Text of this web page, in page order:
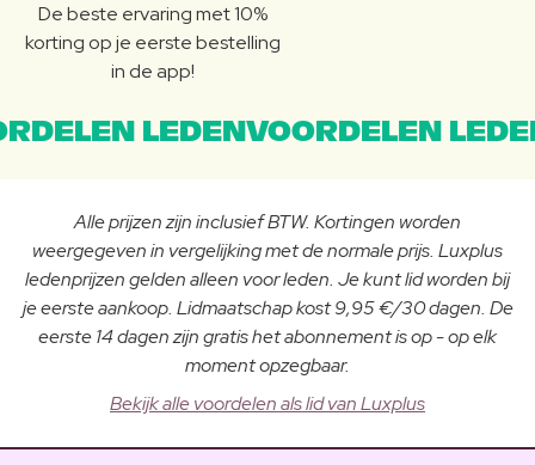
De beste ervaring met 10%
korting op je eerste bestelling
in de app!
LEDENVOORDELEN
Alle prijzen zijn inclusief BTW. Kortingen worden
weergegeven in vergelijking met de normale prijs. Luxplus
ledenprijzen gelden alleen voor leden. Je kunt lid worden bij
je eerste aankoop. Lidmaatschap kost 9,95 €/30 dagen. De
eerste 14 dagen zijn gratis het abonnement is op - op elk
moment opzegbaar.
Bekijk alle voordelen als lid van Luxplus